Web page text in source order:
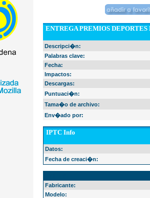
ENTREGA PREMIOS
Descripci�n:
Palabras clave:
Fecha:
Impactos:
Descargas:
Puntuaci�n:
Tama�o de archivo:
Env�ado por:
IPTC Info
Datos:
Fecha de creaci�n:
Fabricante:
Modelo: